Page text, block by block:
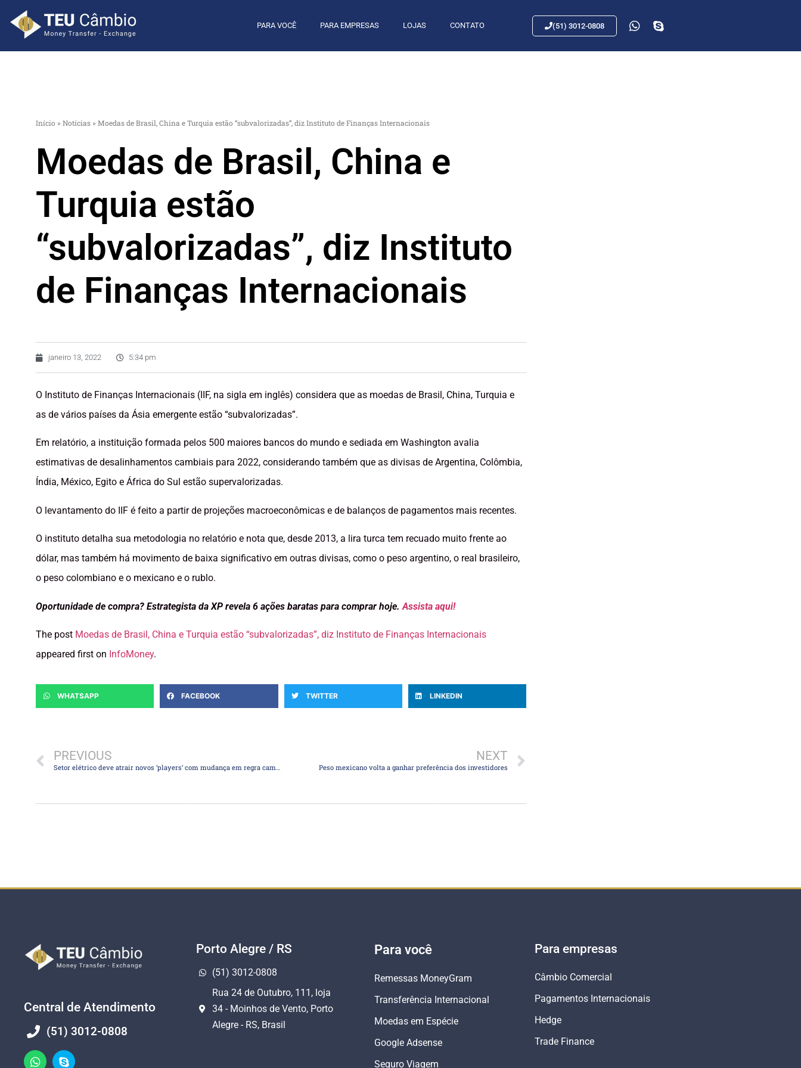
PARA VOCÊ PARA EMPRESAS LOJAS CONTATO (51) 3012-0808
Início » Notícias » Moedas de Brasil, China e Turquia estão “subvalorizadas”, diz Instituto de Finanças Internacionais
Moedas de Brasil, China e
Turquia estão
“subvalorizadas”, diz Instituto
de Finanças Internacionais
janeiro 13, 2022 5:34 pm
O Instituto de Finanças Internacionais (IIF, na sigla em inglês) considera que as moedas de Brasil, China, Turquia e
as de vários países da Ásia emergente estão “subvalorizadas”.
Em relatório, a instituição formada pelos 500 maiores bancos do mundo e sediada em Washington avalia
estimativas de desalinhamentos cambiais para 2022, considerando também que as divisas de Argentina, Colômbia,
Índia, México, Egito e África do Sul estão supervalorizadas.
O levantamento do IIF é feito a partir de projeções macroeconômicas e de balanços de pagamentos mais recentes.
O instituto detalha sua metodologia no relatório e nota que, desde 2013, a lira turca tem recuado muito frente ao
dólar, mas também há movimento de baixa significativo em outras divisas, como o peso argentino, o real brasileiro,
o peso colombiano e o mexicano e o rublo.
Oportunidade de compra? Estrategista da XP revela 6 ações baratas para comprar hoje. Assista aqui!
The post Moedas de Brasil, China e Turquia estão “subvalorizadas”, diz Instituto de Finanças Internacionais
appeared first on InfoMoney.
WHATSAPP FACEBOOK TWITTER LINKEDIN
PREVIOUS
Setor elétrico deve atrair novos ‘players’ com mudança em regra cambial para contratos
NEXT
Peso mexicano volta a ganhar preferência dos investidores
Central de Atendimento
(51) 3012-0808
Porto Alegre / RS
(51) 3012-0808
Rua 24 de Outubro, 111, loja
34 - Moinhos de Vento, Porto
Alegre - RS, Brasil
Para você
Remessas MoneyGram
Transferência Internacional
Moedas em Espécie
Google Adsense
Seguro Viagem
Para empresas
Câmbio Comercial
Pagamentos Internacionais
Hedge
Trade Finance